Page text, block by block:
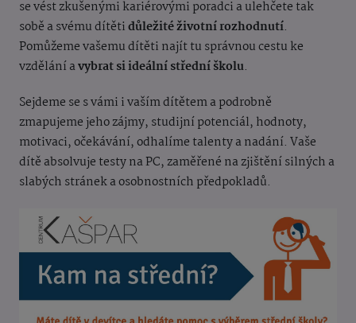
se vést zkušenými kariérovými poradci a ulehčete tak
sobě a svému dítětidůležité životní rozhodnutí.
Pomůžeme vašemu dítěti najít tu správnou cestu ke
vzdělání avybrat si ideální střední školu.
Sejdeme se s vámi i vaším dítětem a podrobně
zmapujeme jeho zájmy, studijní potenciál, hodnoty,
motivaci, očekávání, odhalíme talenty a nadání. Vaše
dítě absolvuje testy na PC, zaměřené na zjištění silných a
slabých stránek a osobnostních předpokladů.